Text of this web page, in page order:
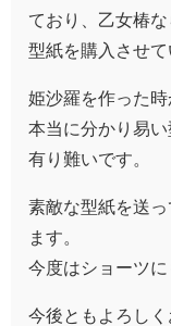
ており、乙女椿
型紙を購入させて
姫沙羅を作った時
本当に分かり易
有り難いです。
素敵な型紙を送
ます。
今度はショーツに
今後ともよろしく